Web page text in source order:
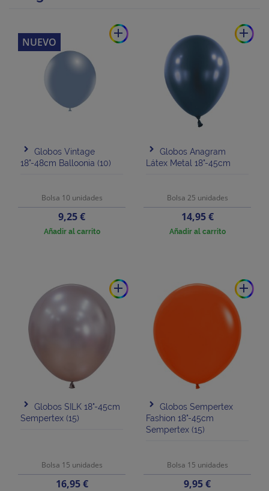
add
Globos Vintage
18"-48cm Balloonia (10)
Bolsa 10 unidades
Precio
9,25 €
Añadir al carrito
NUEVO
add
Globos Anagram
Látex Metal 18"-45cm
Bolsa 25 unidades
Precio
14,95 €
Añadir al carrito
add
Globos SILK 18"-45cm
Sempertex (15)
Bolsa 15 unidades
Precio
16,95 €
add
Globos Sempertex
Fashion 18"-45cm
Sempertex (15)
Bolsa 15 unidades
Precio
9,95 €